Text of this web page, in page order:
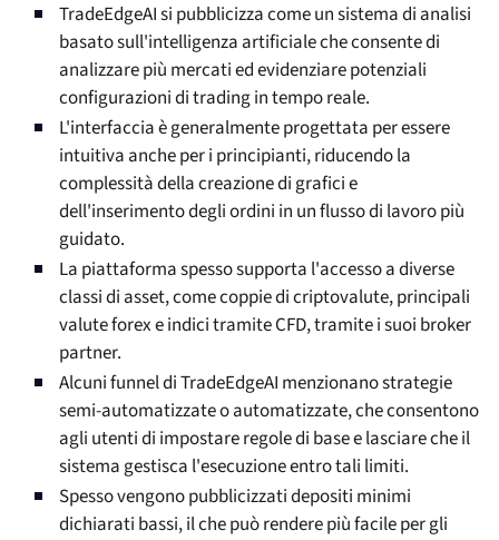
TradeEdgeAI si pubblicizza come un sistema di analisi
basato sull'intelligenza artificiale che consente di
analizzare più mercati ed evidenziare potenziali
configurazioni di trading in tempo reale.
L'interfaccia è generalmente progettata per essere
intuitiva anche per i principianti, riducendo la
complessità della creazione di grafici e
dell'inserimento degli ordini in un flusso di lavoro più
guidato.
La piattaforma spesso supporta l'accesso a diverse
classi di asset, come coppie di criptovalute, principali
valute forex e indici tramite CFD, tramite i suoi broker
partner.
Alcuni funnel di TradeEdgeAI menzionano strategie
semi-automatizzate o automatizzate, che consentono
agli utenti di impostare regole di base e lasciare che il
sistema gestisca l'esecuzione entro tali limiti.
Spesso vengono pubblicizzati depositi minimi
dichiarati bassi, il che può rendere più facile per gli